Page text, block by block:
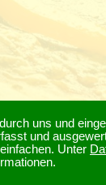
uns und
und
Unter